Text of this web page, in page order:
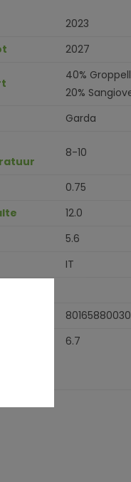
2023
2027
40%
20%
Garda
8-10
0.75
12.0
5.6
IT
6.7